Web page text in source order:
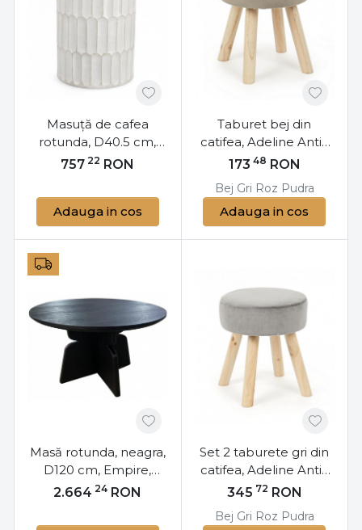
Masuță de cafea
rotunda, D40.5 cm,
Caesar, Bizzotto
757 22 RON
Adauga in cos
Taburet bej din
catifea, Adeline Antik
Bizzotto
173 48 RON
Bej Gri Roz Pudra
Adauga in cos
Masă rotunda, neagra,
D120 cm, Empire,
Bizzotto
2.664 24 RON
Set 2 taburete gri din
catifea, Adeline Antik
Bizzotto
345 72 RON
Bej Gri Roz Pudra